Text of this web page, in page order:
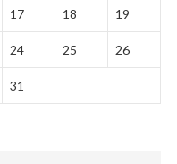
17 18 19
24 25 26
31